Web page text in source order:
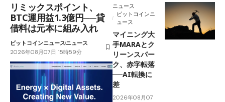
リミックスポイント、
BTC運用益1.3億円──貸
借料は元本に組み入れ
ビットコインニュースニュース
2026年08月07日 15時59分
ニュース
ビットコインニ
ュース
マイニング大
手MARAとク
リーンスパー
ク、赤字転落
──AI転換に
差
2026年08月07